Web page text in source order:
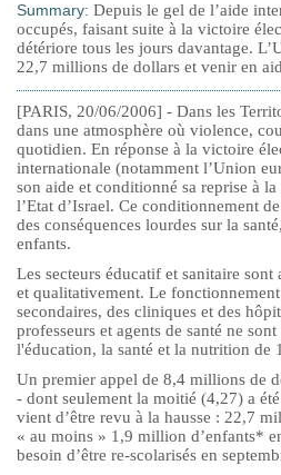
Summary: Depuis le gel de l’aide
occupés, faisant suite à la victoire
détériore tous les jours davantage.
22,7 millions de dollars et venir en
[PARIS, 20/06/2006] - Dans les
dans une atmosphère où violence,
quotidien. En réponse à la victoire
internationale (notamment l’Union
son aide et conditionné sa reprise à
l’Etat d’Israel. Ce conditionnement
des conséquences lourdes sur la
enfants.
Les secteurs éducatif et sanitaire
et qualitativement. Le
secondaires, des cliniques et des
professeurs et agents de santé ne
l'éducation, la santé et la nutrition de
Un premier appel de 8,4 millions de
- dont seulement la moitié (4,27) a
vient d’être revu à la hausse : 22,7
« au moins » 1,9 million d’enfants*
besoin d’être re-scolarisés en